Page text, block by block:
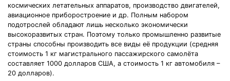
космических летательных аппаратов, производство двигателей,
авиационное приборостроение и др. Полным набором
подотрослей обладают лишь несколько экономически
высокоразвитых стран. Поэтому только промышленно развитые
страны способны производить все виды её продукции (средняя
стоимость 1 кг магистрального пассажирского самолёта
составляет 1000 долларов США, а стоимость 1 кг автомобиля –
20 долларов).